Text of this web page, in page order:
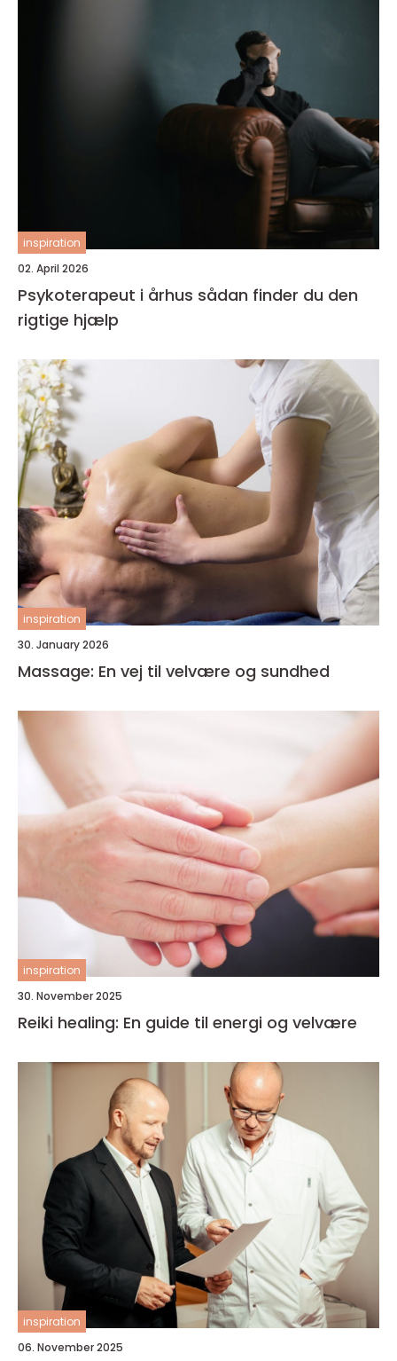
inspiration
02. April 2026
Psykoterapeut i århus sådan finder du den
rigtige hjælp
inspiration
30. January 2026
Massage: En vej til velvære og sundhed
inspiration
30. November 2025
Reiki healing: En guide til energi og velvære
inspiration
06. November 2025